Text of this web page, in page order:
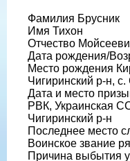
Фамилия Брусник
Имя Тихон
Отчество
Дата рождения/
Место рождения
Чигиринский р-н, с.
Дата и место
РВК, Украинская
Чигиринский р-н
Последнее место
Воинское звание
Причина выбытия